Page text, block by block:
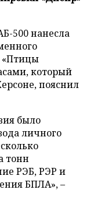
500 нанесла
«Птицы
который
пояснил
было
личного
тонн
РЭБ, РЭР и
БПЛА», –